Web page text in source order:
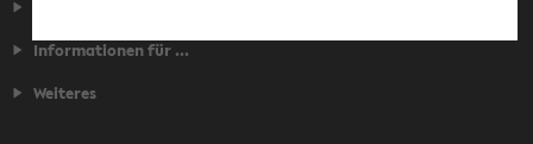
Informationen für ...
Weiteres